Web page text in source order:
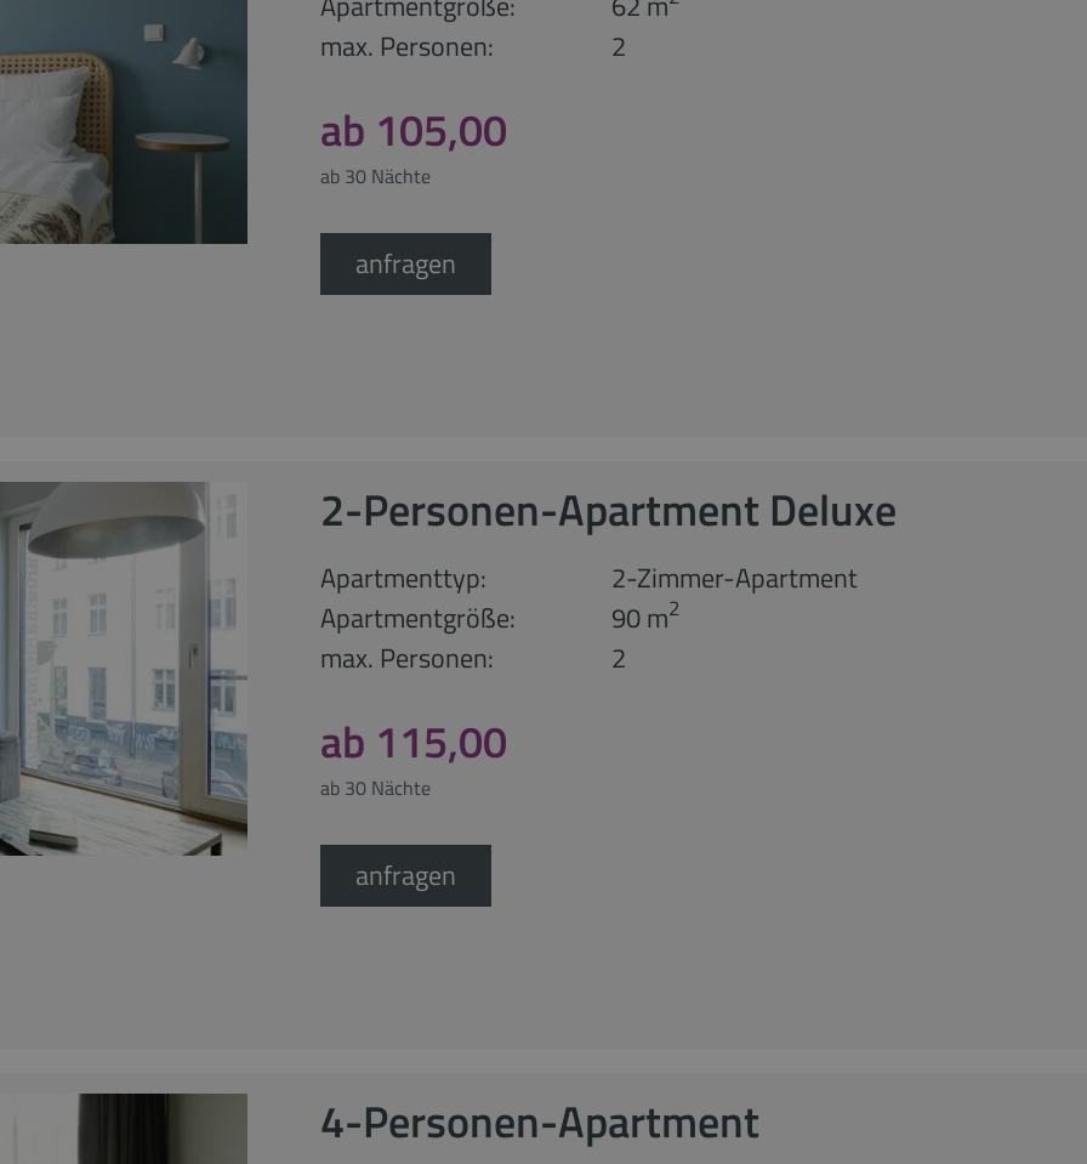
max. Personen: 2
ab 105,00
ab 30 Nächte
anfragen
2-Personen-Apartment Deluxe
Apartmenttyp:
2-Zimmer-Apartment
Apartmentgröße:
90 m2
max. Personen: 2
ab 115,00
ab 30 Nächte
anfragen
4-Personen-Apartment